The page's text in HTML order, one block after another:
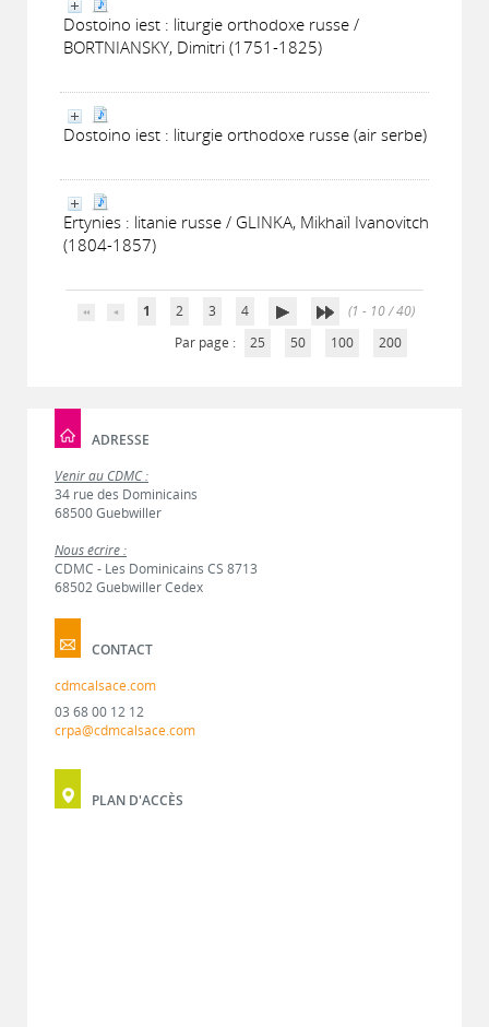
Dostoino iest : liturgie orthodoxe russe /
BORTNIANSKY, Dimitri (1751-1825)
Dostoino iest : liturgie orthodoxe russe (air serbe)
Ertynies : litanie russe / GLINKA, Mikhaïl Ivanovitch
(1804-1857)
1 2 3 4
(1 - 10 / 40)
Par page :
25 50 100 200
ADRESSE
Venir au CDMC :
34 rue des Dominicains
68500 Guebwiller
Nous écrire :
CDMC - Les Dominicains CS 8713
68502 Guebwiller Cedex
CONTACT
cdmcalsace.com
03 68 00 12 12
crpa@cdmcalsace.com
PLAN D'ACCÈS